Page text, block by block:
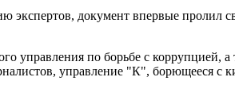
документ впервые пролил
по борьбе с коррупцией, а
управление "К", борющееся с